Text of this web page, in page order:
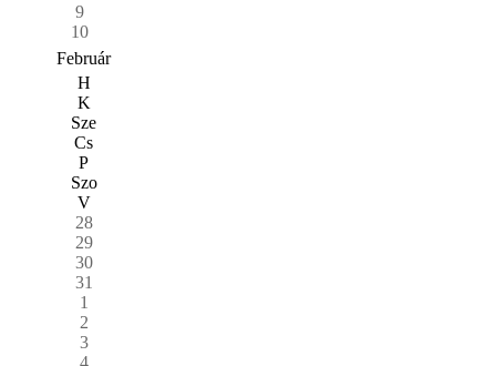
9
10
Február
H
K
Sze
Cs
P
Szo
V
28
29
30
31
1
2
3
4